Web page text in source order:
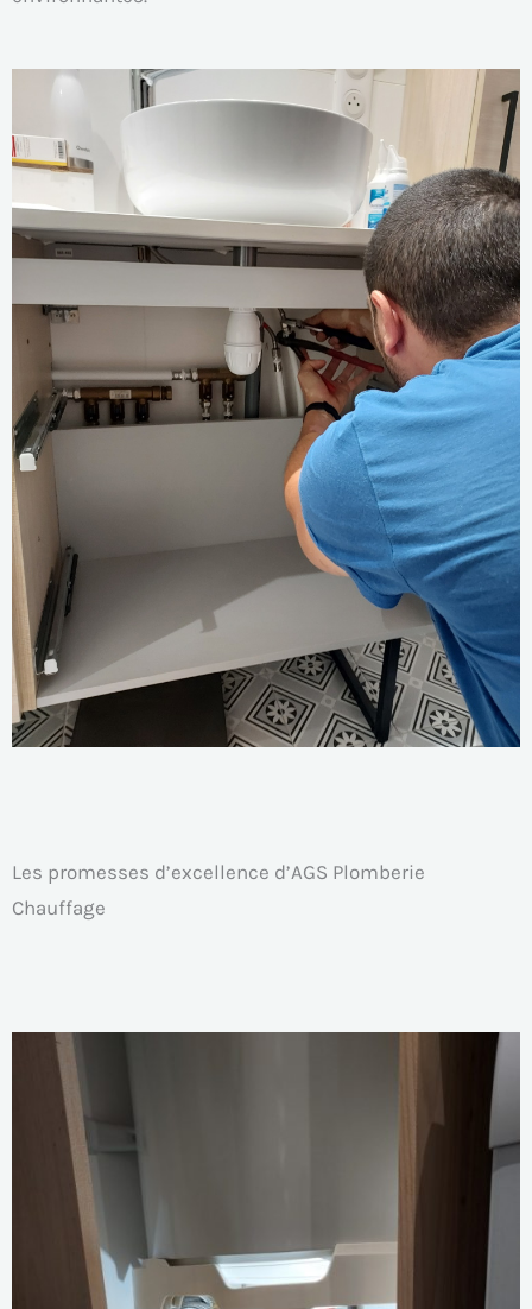
Les promesses d’excellence d’AGS Plomberie
Chauffage